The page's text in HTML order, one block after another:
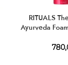
RITUALS
Ayurveda